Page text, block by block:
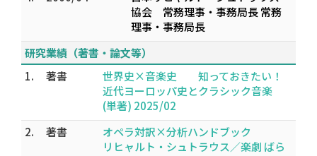
協会 常務理事・事務局長 常務
理事・事務局長
研究業績（著書・論文等）
1.
著書
世界史×音楽史 知っておきたい！
近代ヨーロッパ史とクラシック音楽
(単著) 2025/02
2.
著書
オペラ対訳×分析ハンドブック
リヒャルト・シュトラウス／楽劇 ばら